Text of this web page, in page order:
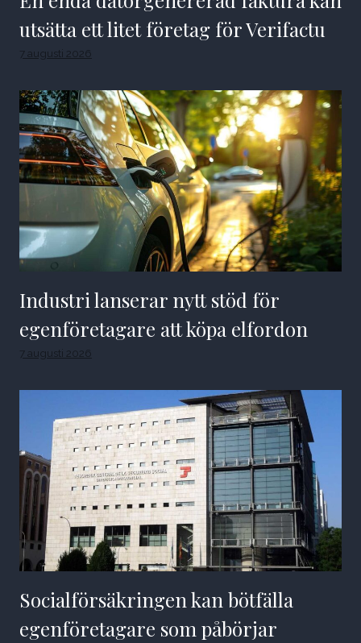
utsätta ett litet företag för Verifactu
7 augusti 2026
Industri lanserar nytt stöd för
egenföretagare att köpa elfordon
7 augusti 2026
Socialförsäkringen kan bötfälla
egenföretagare som påbörjar